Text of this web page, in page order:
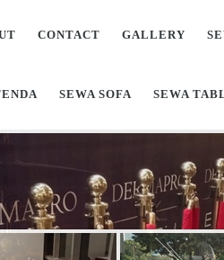
CONTACT GALLERY
SEWA SOFA SEWA